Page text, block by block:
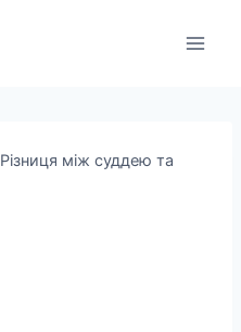
Різниця між суддею та